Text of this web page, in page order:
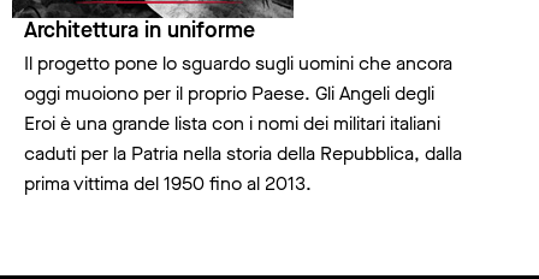
Architettura in uniforme
Il progetto pone lo sguardo sugli uomini che ancora
oggi muoiono per il proprio Paese. Gli Angeli degli
Eroi è una grande lista con i nomi dei militari italiani
caduti per la Patria nella storia della Repubblica, dalla
prima vittima del 1950 fino al 2013.